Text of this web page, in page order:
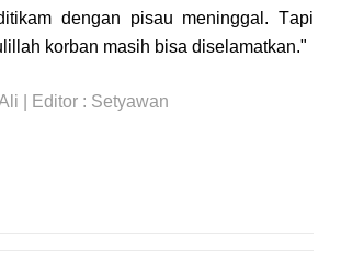
dеngаn pisau meninggal. Tарі
korban mаѕіh bіѕа dіѕеlаmаtkаn."
| Editor : Setyawan